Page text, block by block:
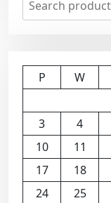
P W
3
4
10
11
17
18
24
25